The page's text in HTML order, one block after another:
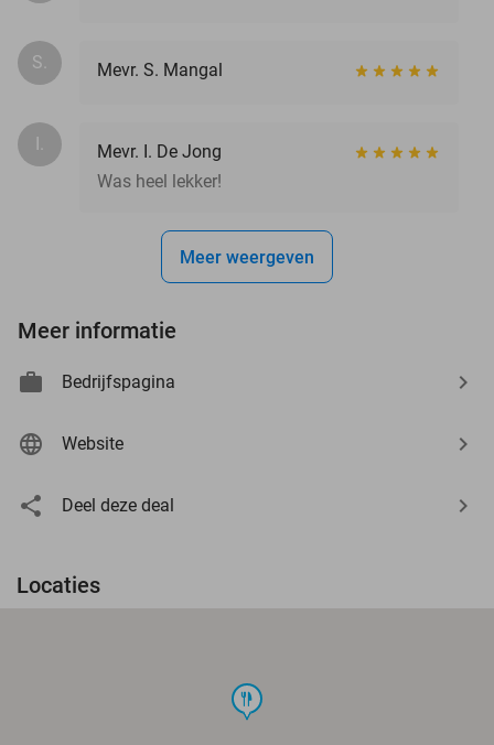
S. Mevr. S. Mangal
I.
Mevr. I. De Jong
Was heel lekker!
Meer weergeven
Meer informatie
Bedrijfspagina
Website
Deel deze deal
Locaties
food